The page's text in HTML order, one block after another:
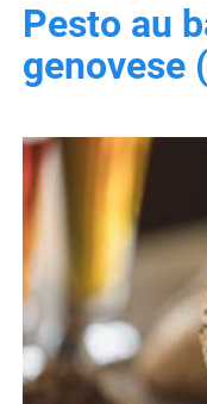
Pesto au
genovese